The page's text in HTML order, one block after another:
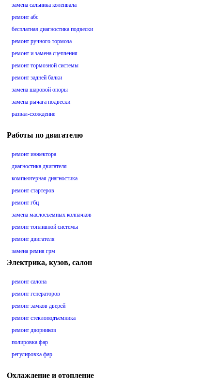
замена сальника коленвала
ремонт абс
бесплатная диагностика подвески
ремонт ручного тормоза
ремонт и замена сцепления
ремонт тормозной системы
ремонт задней балки
замена шаровой опоры
замена рычага подвески
развал-схождение
Работы по двигателю
ремонт инжектора
диагностика двигателя
компьютерная диагностика
ремонт стартеров
ремонт гбц
замена маслосъемных колпачков
ремонт топливной системы
ремонт двигателя
замена ремня грм
Электрика, кузов, салон
ремонт салона
ремонт генераторов
ремонт замков дверей
ремонт стеклоподъемника
ремонт дворников
полировка фар
регулировка фар
Охлаждение и отопление